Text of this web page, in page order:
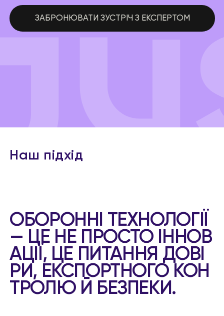
ЗАБРОНЮВАТИ ЗУСТРІЧ З ЕКСПЕРТОМ
Наш підхід
ОБОРОННІ ТЕХНОЛОГІЇ
— ЦЕ НЕ ПРОСТО ІННОВ
АЦІЇ, ЦЕ ПИТАННЯ ДОВІ
РИ, ЕКСПОРТНОГО КОН
ТРОЛЮ Й БЕЗПЕКИ.